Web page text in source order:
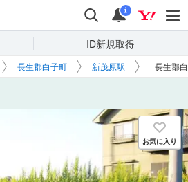
検索 通知
i
ID新規取得
長生郡白子町 新茂原駅 長生郡
お気に入り